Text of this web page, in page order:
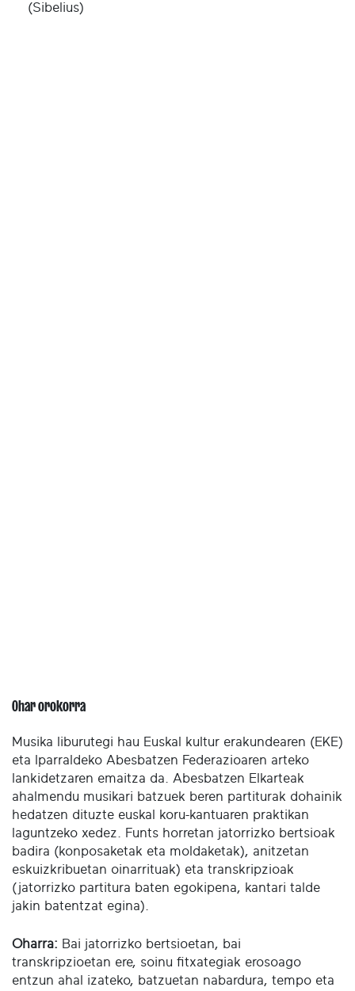
(Sibelius)
Ohar orokorra
Musika liburutegi hau Euskal kultur erakundearen (EKE)
eta Iparraldeko Abesbatzen Federazioaren arteko
lankidetzaren emaitza da. Abesbatzen Elkarteak
ahalmendu musikari batzuek beren partiturak dohainik
hedatzen dituzte euskal koru-kantuaren praktikan
laguntzeko xedez. Funts horretan jatorrizko bertsioak
badira (konposaketak eta moldaketak), anitzetan
eskuizkribuetan oinarrituak) eta transkripzioak
(jatorrizko partitura baten egokipena, kantari talde
jakin batentzat egina).
Oharra: Bai jatorrizko bertsioetan, bai
transkripzioetan ere, soinu fitxategiak erosoago
entzun ahal izateko, batzuetan nabardura, tempo eta